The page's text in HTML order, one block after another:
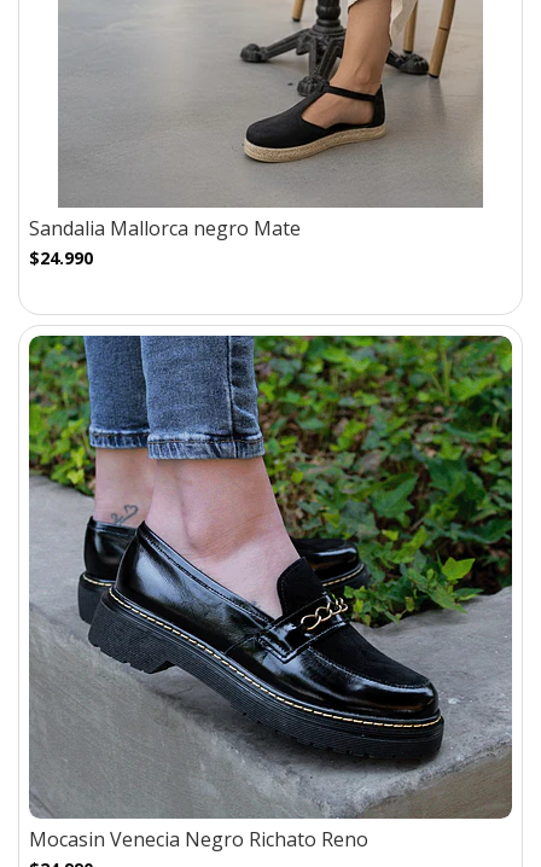
Sandalia Mallorca negro Mate
$24.990
Mocasin Venecia Negro Richato Reno